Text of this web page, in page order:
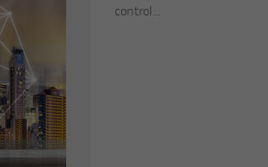
control...